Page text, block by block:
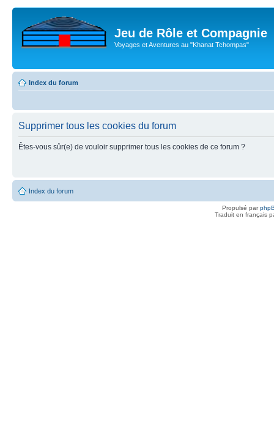
Jeu de Rôle et Compagnie
Voyages et Aventures au "Khanat Tchompas"
Index du forum
Supprimer tous les cookies du forum
Êtes-vous sûr(e) de vouloir supprimer tous les cookies de ce forum ?
Index du forum
Propulsé par
Traduit en français